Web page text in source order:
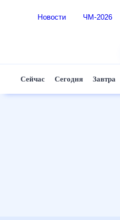
Новости ЧМ-2026
Сейчас Сегодня Завтра